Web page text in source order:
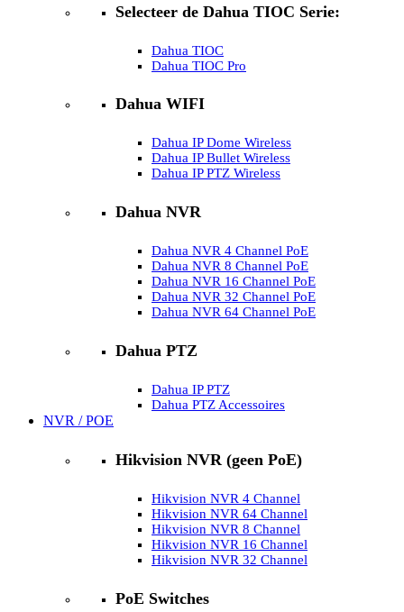
Selecteer de Dahua TIOC Serie:
Dahua TIOC
Dahua TIOC Pro
Dahua WIFI
Dahua IP Dome Wireless
Dahua IP Bullet Wireless
Dahua IP PTZ Wireless
Dahua NVR
Dahua NVR 4 Channel PoE
Dahua NVR 8 Channel PoE
Dahua NVR 16 Channel PoE
Dahua NVR 32 Channel PoE
Dahua NVR 64 Channel PoE
Dahua PTZ
Dahua IP PTZ
Dahua PTZ Accessoires
NVR / POE
Hikvision NVR (geen PoE)
Hikvision NVR 4 Channel
Hikvision NVR 64 Channel
Hikvision NVR 8 Channel
Hikvision NVR 16 Channel
Hikvision NVR 32 Channel
PoE Switches